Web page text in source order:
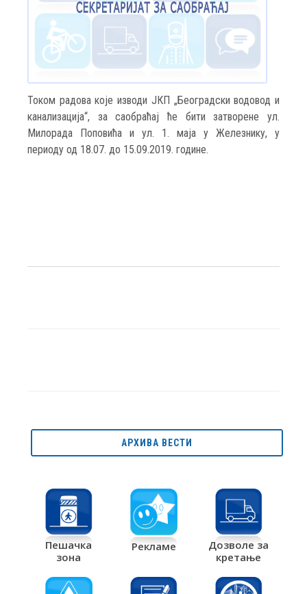
Током радова које изводи ЈКП „Београдски водовод и
канализација“, за саобраћај ће бити затворене ул.
Милорада Поповића и ул. 1. маја у Железнику, у
периоду од 18.07. до 15.09.2019. године.
АРХИВА ВЕСТИ
Пешачка
зона
Рекламе
Дозволе за
кретање